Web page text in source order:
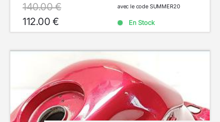
140.00 €
112.00 €
avec le code SUMMER20
En Stock